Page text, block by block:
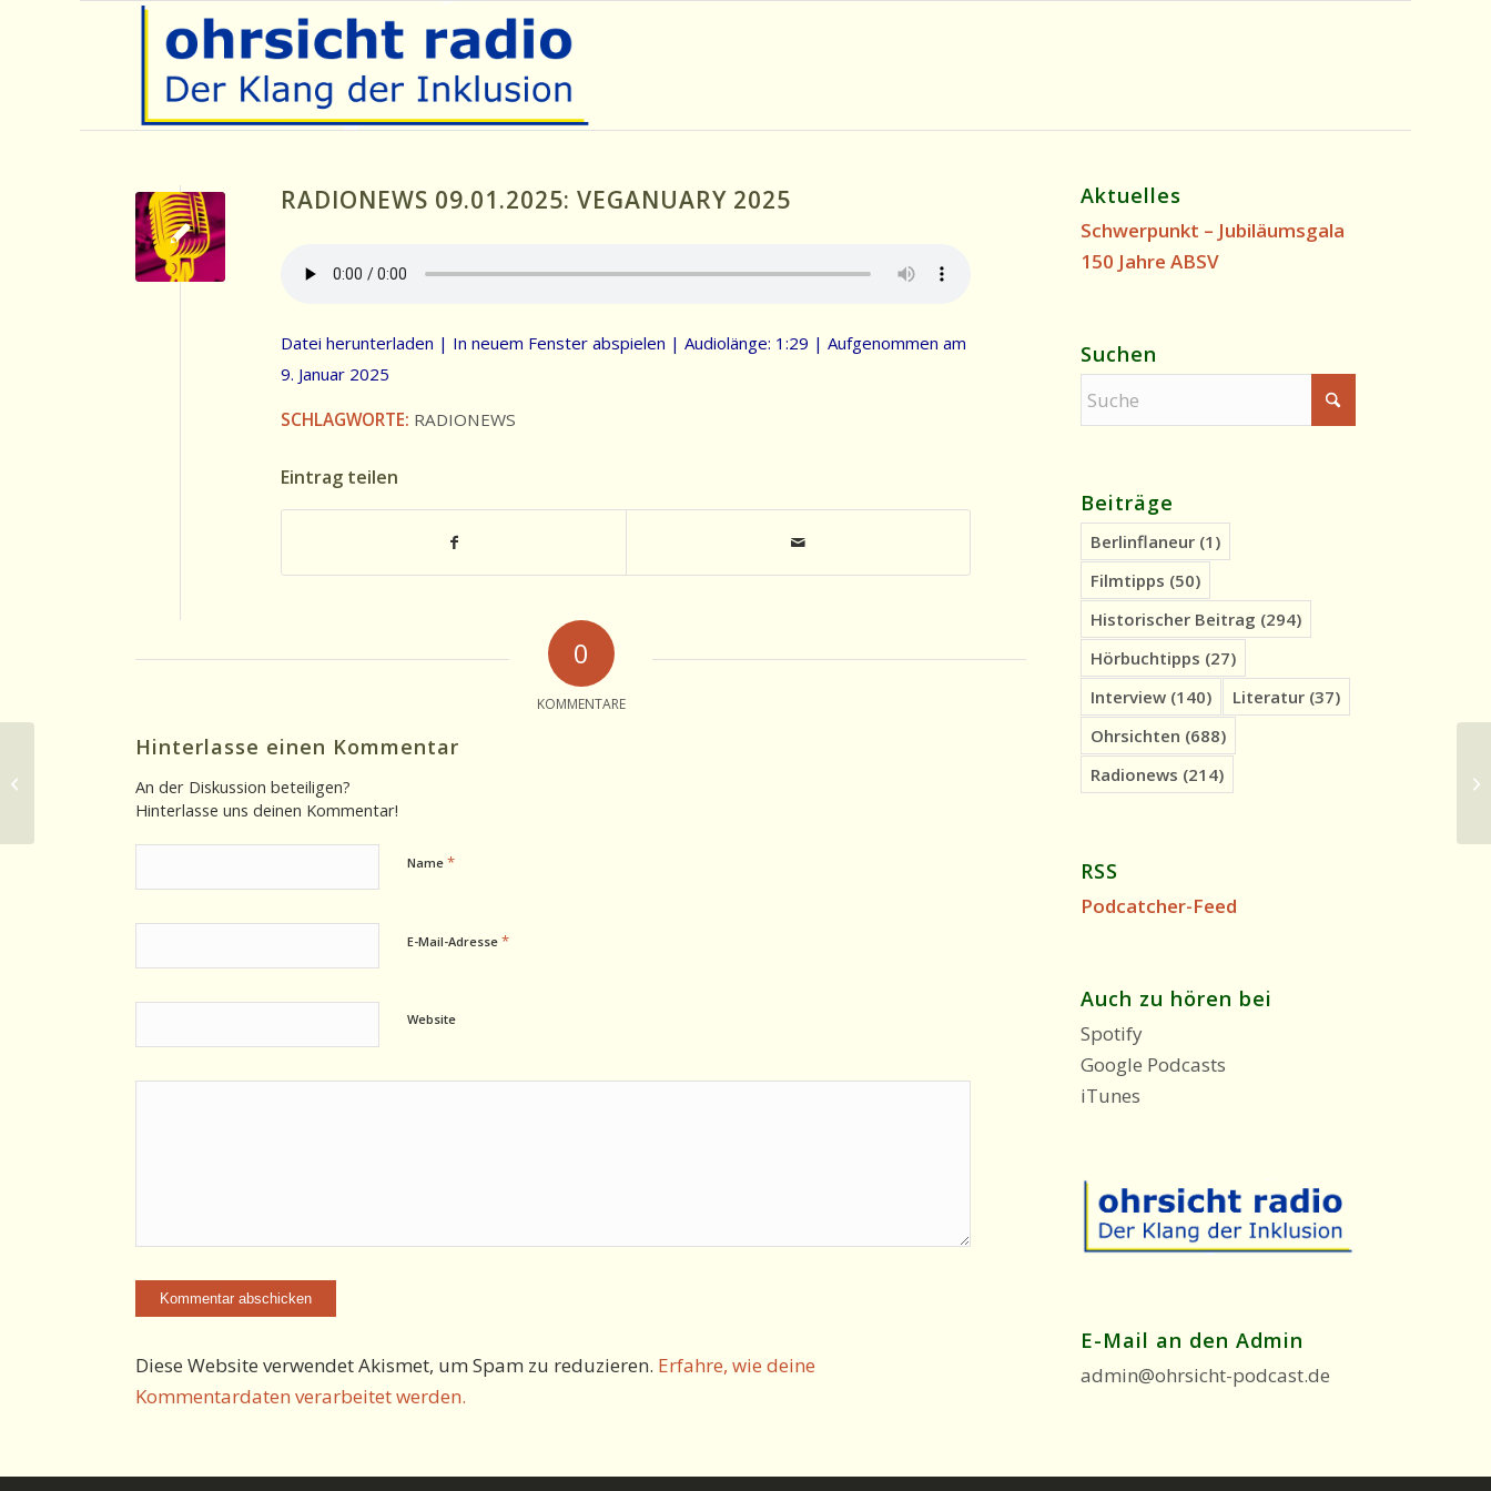
RADIONEWS 09.01.2025: VEGANUARY 2025
Datei herunterladen | In neuem Fenster abspielen | Audiolänge: 1:29 | Aufgenommen am
9. Januar 2025
SCHLAGWORTE: RADIONEWS
Eintrag teilen
0
KOMMENTARE
Hinterlasse einen Kommentar
An der Diskussion beteiligen?
Hinterlasse uns deinen Kommentar!
Name *
E-Mail-Adresse *
Website
Diese Website verwendet Akismet, um Spam zu reduzieren. Erfahre, wie deine
Kommentardaten verarbeitet werden.
Aktuelles
Schwerpunkt – Jubiläumsgala
150 Jahre ABSV
Suchen
Beiträge
Berlinflaneur (1)
Filmtipps (50)
Historischer Beitrag (294)
Hörbuchtipps (27)
Interview (140) Literatur (37)
Ohrsichten (688)
Radionews (214)
RSS
Podcatcher-Feed
Auch zu hören bei
Spotify
Google Podcasts
iTunes
E-Mail an den Admin
admin@ohrsicht-podcast.de
iPhone wird vorgestellt 2007